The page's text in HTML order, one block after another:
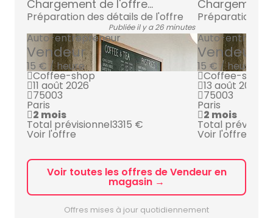
Chargement de l'offre...
Préparation des détails de l'offre
Publiée il y a 26 minutes
Auto-entrepreneur
Vendeur
15 € / heure
Coffee-shop
11 août 2026
75003
Paris
2 mois
Total prévisionnel3315 €
Voir l'offre
Chargement
Préparation
Auto-
Vendeur
15 € / heure
Coffee-shop
13 août 2026
75003
Paris
2 mois
Total
Voir l'offre
Voir toutes les offres de Vendeur en
magasin →
Offres mises à jour quotidiennement